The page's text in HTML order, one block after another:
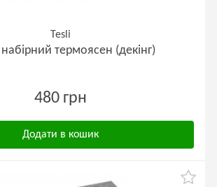
Tesli
набірний термоясен (декінг)
480 грн
Додати в кошик